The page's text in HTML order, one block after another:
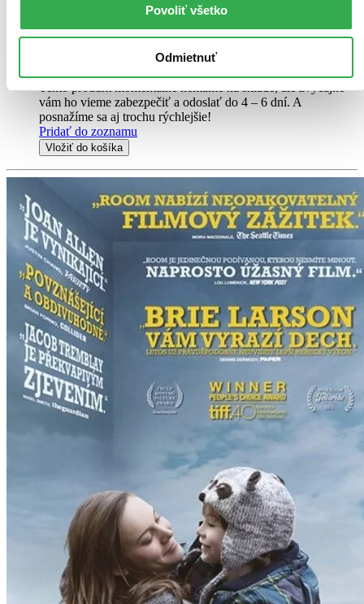
Povoliť všetko
Odmietnuť
Tento produkt momentálne nemáme na sklade, ale zvyčajne
vám ho vieme zabezpečiť a odoslať do 4 – 6 dní. A
posnažíme sa aj trochu rýchlejšie!
Pridať do zoznamu
Vložiť do košíka